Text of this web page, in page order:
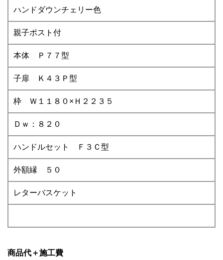
ハンドダウンチェリー色
親子ポスト付
本体 Ｐ７７型
子扉 Ｋ４３Ｐ型
枠 Ｗ１１８０×Ｈ２２３５
Ｄｗ：８２０
ハンドルセット Ｆ３Ｃ型
外額縁 ５０
レターバスケット
商品代＋施工費